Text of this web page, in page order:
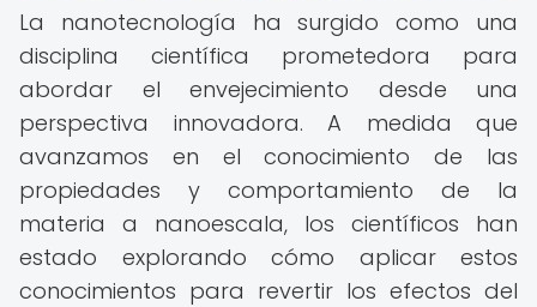
La nanotecnología ha surgido como una
disciplina científica prometedora para
abordar el envejecimiento desde una
perspectiva innovadora. A medida que
avanzamos en el conocimiento de las
propiedades y comportamiento de la
materia a nanoescala, los científicos han
estado explorando cómo aplicar estos
conocimientos para revertir los efectos del